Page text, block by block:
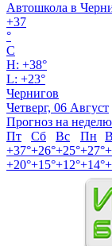
Автошкола в
+37
°
C
H: +38°
L: +23°
Чернигов
Четверг, 06 Август
Прогноз на неделю
Пт
Сб Вс Пн
+37°+26°+25°+27°+
+20°+15°+12°+14°+